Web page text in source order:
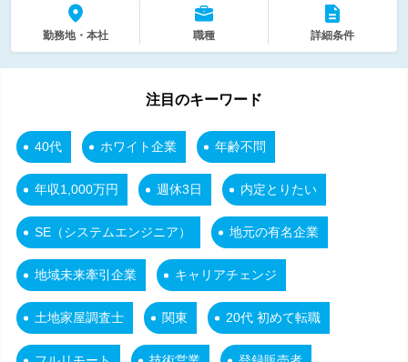
勤務地・本社 職種 詳細条件
注目のキーワード
40代 ホワイト企業 年齢不問
年収1,000万円 週休3日 内定とりたい
SE（システムエンジニア） 地元の有名企業
地域未来牽引企業 キャリアチェンジ
土地家屋調査士 関東 20代 初めて転職